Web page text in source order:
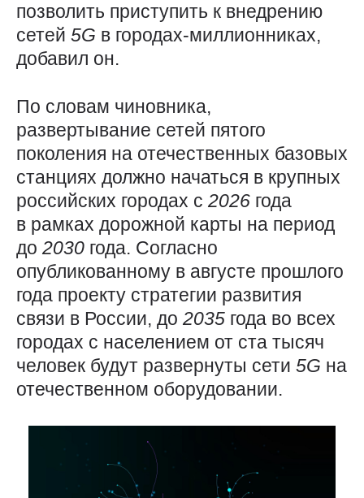
позволить приступить к внедрению
сетей 5G в городах-миллионниках,
добавил он.
По словам чиновника,
развертывание сетей пятого
поколения на отечественных базовых
станциях должно начаться в крупных
российских городах с 2026 года
в рамках дорожной карты на период
до 2030 года. Согласно
опубликованному в августе прошлого
года проекту стратегии развития
связи в России, до 2035 года во всех
городах с населением от ста тысяч
человек будут развернуты сети 5G на
отечественном оборудовании.